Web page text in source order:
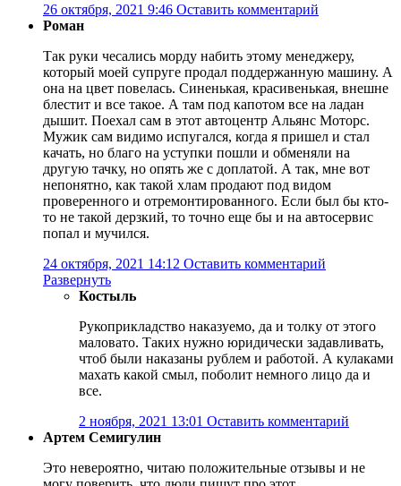
26 октября, 2021 9:46 Оставить комментарий
Роман
Так руки чесались морду набить этому менеджеру,
который моей супруге продал поддержанную машину. А
она на цвет повелась. Синенькая, красивенькая, внешне
блестит и все такое. А там под капотом все на ладан
дышит. Поехал сам в этот автоцентр Альянс Моторс.
Мужик сам видимо испугался, когда я пришел и стал
качать, но благо на уступки пошли и обменяли на
другую тачку, но опять же с доплатой. А так, мне вот
непонятно, как такой хлам продают под видом
проверенного и отремонтированного. Если был бы кто-
то не такой дерзкий, то точно еще бы и на автосервис
попал и мучился.
24 октября, 2021 14:12 Оставить комментарий
Развернуть
Костыль
Рукоприкладство наказуемо, да и толку от этого
маловато. Таких нужно юридически задавливать,
чтоб были наказаны рублем и работой. А кулаками
махать какой смыл, поболит немного лицо да и
все.
2 ноября, 2021 13:01 Оставить комментарий
Артем Семигулин
Это невероятно, читаю положительные отзывы и не